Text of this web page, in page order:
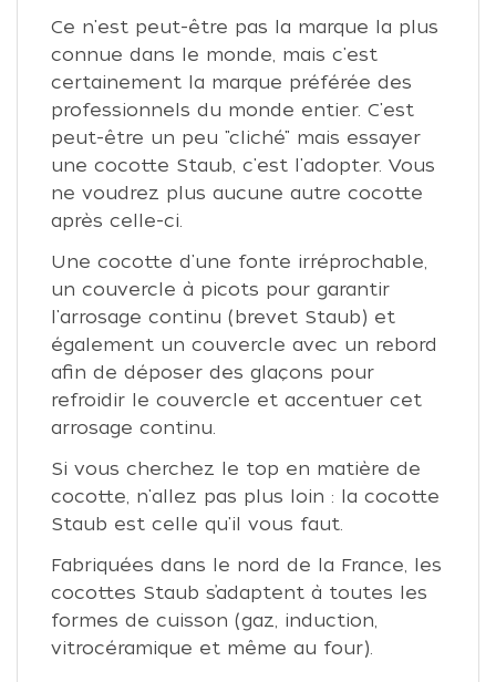
Ce n'est peut-être pas la marque la plus
connue dans le monde, mais c'est
certainement la marque préférée des
professionnels du monde entier. C'est
peut-être un peu "cliché" mais essayer
une cocotte Staub, c'est l'adopter. Vous
ne voudrez plus aucune autre cocotte
après celle-ci.
Une cocotte d'une fonte irréprochable,
un couvercle à picots pour garantir
l'arrosage continu (brevet Staub) et
également un couvercle avec un rebord
afin de déposer des glaçons pour
refroidir le couvercle et accentuer cet
arrosage continu.
Si vous cherchez le top en matière de
cocotte, n'allez pas plus loin : la cocotte
Staub est celle qu'il vous faut.
Fabriquées dans le nord de la France, les
cocottes Staub s’adaptent à toutes les
formes de cuisson (gaz, induction,
vitrocéramique et même au four).